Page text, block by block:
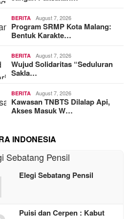
BERITA August 7, 2026
Program SRMP Kota Malang:
Bentuk Karakte…
BERITA August 7, 2026
Wujud Solidaritas “Seduluran
Sakla…
BERITA August 7, 2026
Kawasan TNBTS Dilalap Api,
Akses Masuk W…
INDONESIA
Elegi Sebatang Pensil
Puisi dan Cerpen : Kabut